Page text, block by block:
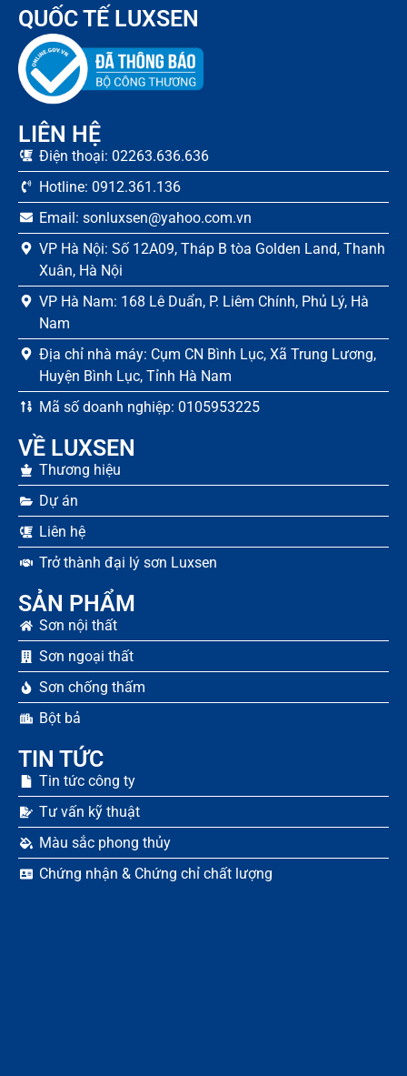
VỀ LUXSEN
Thương hiệu
Dự án
Liên hệ
Trở thành đại lý sơn Luxsen
SẢN PHẨM
Sơn nội thất
Sơn ngoại thất
Sơn chống thấm
Bột bả
TIN TỨC
Tin tức công ty
Tư vấn kỹ thuật
Màu sắc phong thủy
Chứng nhận & Chứng chỉ chất lượng
QUỐC TẾ LUXSEN
LIÊN HỆ
Điện thoại: 02263.636.636
Hotline: 0912.361.136
Email: sonluxsen@yahoo.com.vn
VP Hà Nội: Số 12A09, Tháp B tòa Golden Land, Thanh
Xuân, Hà Nội
VP Hà Nam: 168 Lê Duẩn, P. Liêm Chính, Phủ Lý, Hà
Nam
Địa chỉ nhà máy: Cụm CN Bình Lục, Xã Trung Lương,
Huyện Bình Lục, Tỉnh Hà Nam
Mã số doanh nghiệp: 0105953225